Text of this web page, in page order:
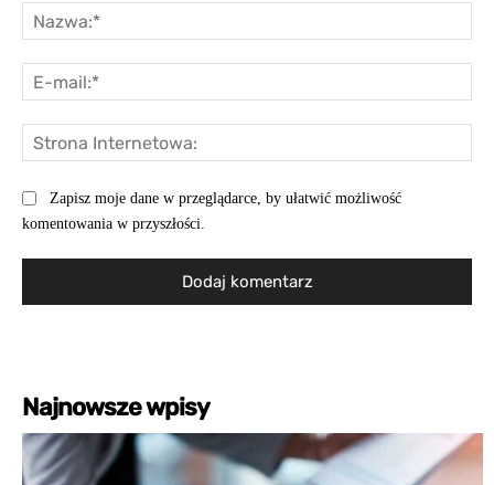
Zapisz moje dane w przeglądarce, by ułatwić możliwość
komentowania w przyszłości.
Najnowsze wpisy